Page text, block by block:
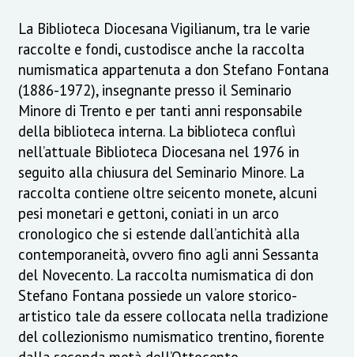
La Biblioteca Diocesana Vigilianum, tra le varie
raccolte e fondi, custodisce anche la raccolta
numismatica appartenuta a don Stefano Fontana
(1886-1972), insegnante presso il Seminario
Minore di Trento e per tanti anni responsabile
della biblioteca interna. La biblioteca confluì
nell’attuale Biblioteca Diocesana nel 1976 in
seguito alla chiusura del Seminario Minore. La
raccolta contiene oltre seicento monete, alcuni
pesi monetari e gettoni, coniati in un arco
cronologico che si estende dall’antichità alla
contemporaneità, ovvero fino agli anni Sessanta
del Novecento. La raccolta numismatica di don
Stefano Fontana possiede un valore storico-
artistico tale da essere collocata nella tradizione
del collezionismo numismatico trentino, fiorente